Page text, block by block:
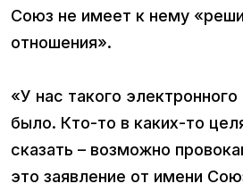
Союз не имеет к нему
отношения».
«У нас такого
было. Кто-то в каких-то
сказать – возможно
это заявление от имени